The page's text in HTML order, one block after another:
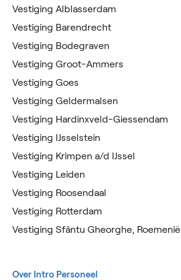
Vestiging Alblasserdam
Vestiging Barendrecht
Vestiging Bodegraven
Vestiging Groot-Ammers
Vestiging Goes
Vestiging Geldermalsen
Vestiging Hardinxveld-Giessendam
Vestiging IJsselstein
Vestiging Krimpen a/d IJssel
Vestiging Leiden
Vestiging Roosendaal
Vestiging Rotterdam
Vestiging Sfântu Gheorghe, Roemenië
Over Intro Personeel